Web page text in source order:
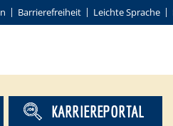
Barrierefreiheit Leichte Sprache
KARRIEREPORTAL